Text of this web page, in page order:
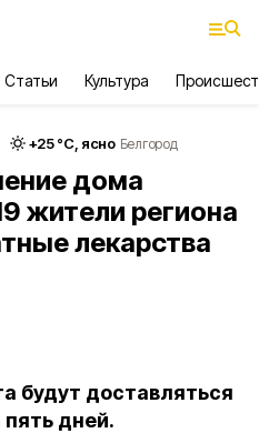
Статьи Культура
+25°С, ясно Белгород
дома
жители региона
лекарства
будут доставляться
дней.